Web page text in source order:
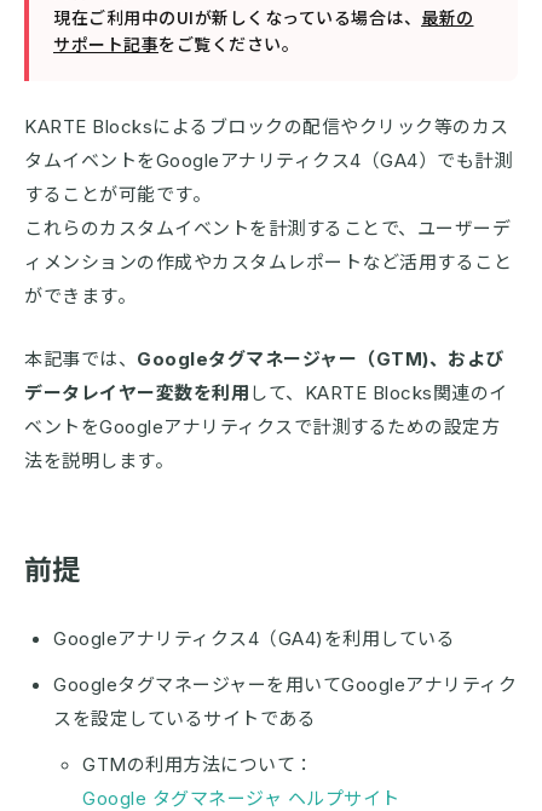
現在ご利用中のUIが新しくなっている場合は、 最新の
サポート記事をご覧ください。
KARTE Blocksによるブロックの配信やクリック等のカス
タムイベントをGoogleアナリティクス4（GA4）でも計測
することが可能です。
これらのカスタムイベントを計測することで、ユーザーデ
ィメンションの作成やカスタムレポートなど活用すること
ができます。
本記事では、 Googleタグマネージャー（GTM)、および
データレイヤー変数を利用 して、KARTE Blocks関連のイ
ベントをGoogleアナリティクスで計測するための設定方
法を説明します。
前提
Googleアナリティクス4（GA4)を利用している
Googleタグマネージャーを用いてGoogleアナリティク
スを設定しているサイトである
GTMの利用方法について：
Google タグマネージャ ヘルプサイト